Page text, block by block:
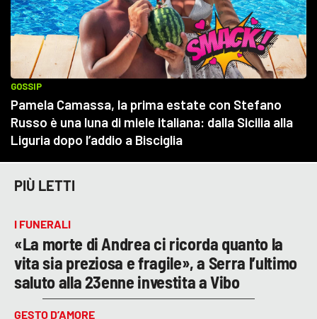
PIÙ LETTI
I FUNERALI
«La morte di Andrea ci ricorda quanto la
vita sia preziosa e fragile», a Serra l’ultimo
saluto alla 23enne investita a Vibo
GESTO D’AMORE